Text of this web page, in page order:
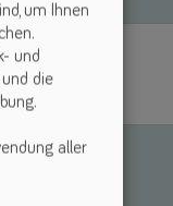
um Ihnen
und
die
aller